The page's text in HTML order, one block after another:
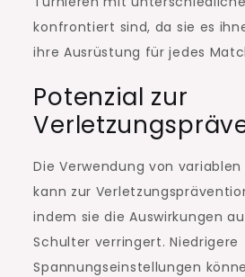
konfrontiert sind, da sie es
ihre Ausrüstung für jedes
Potenzial zur
Die Verwendung von variablen
kann zur
indem sie die Auswirkungen
Schulter verringert. Niedrigere
Spannungseinstellungen